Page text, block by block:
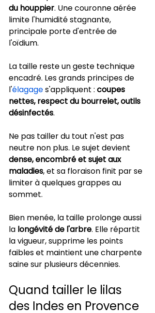
du houppier. Une couronne aérée
limite l'humidité stagnante,
principale porte d'entrée de
l'oïdium.
La taille reste un geste technique
encadré. Les grands principes de
l'élagage s'appliquent : coupes
nettes, respect du bourrelet, outils
désinfectés.
Ne pas tailler du tout n'est pas
neutre non plus. Le sujet devient
dense, encombré et sujet aux
maladies, et sa floraison finit par se
limiter à quelques grappes au
sommet.
Bien menée, la taille prolonge aussi
la longévité de l'arbre. Elle répartit
la vigueur, supprime les points
faibles et maintient une charpente
saine sur plusieurs décennies.
Quand tailler le lilas
des Indes en Provence